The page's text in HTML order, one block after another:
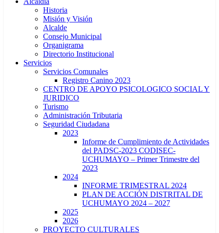
Historia
Misión y Visión
Alcalde
Consejo Municipal
Organigrama
Directorio Institucional
Servicios
Servicios Comunales
Registro Canino 2023
CENTRO DE APOYO PSICOLOGICO SOCIAL Y
JURIDICO
Turismo
Administración Tributaria
Seguridad Ciudadana
2023
Informe de Cumplimiento de Actividades
del PADSC-2023 CODISEC-
UCHUMAYO – Primer Trimestre del
2023
2024
INFORME TRIMESTRAL 2024
PLAN DE ACCIÓN DISTRITAL DE
UCHUMAYO 2024 – 2027
2025
2026
PROYECTO CULTURALES